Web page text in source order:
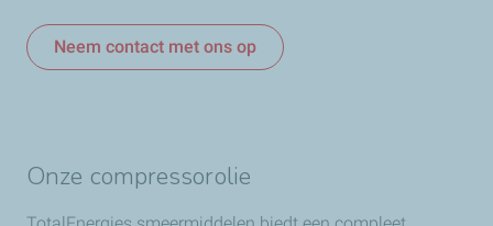
Neem contact met ons op
Onze compressorolie